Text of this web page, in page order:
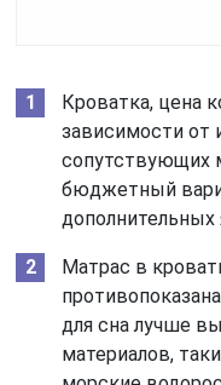
Кроватка, цена
зависимости от
сопутствующих
бюджетный
дополнительных
Матрас в
для сна лучше
материалов,